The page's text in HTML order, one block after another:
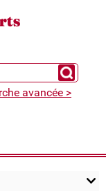
Chercher
avancée >